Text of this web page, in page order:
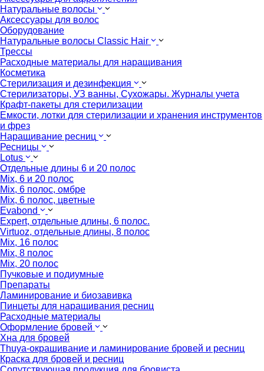
Натуральные волосы
Аксессуары для волос
Оборудование
Натуральные волосы Classic Hair
Трессы
Расходные материалы для наращивания
Косметика
Стерилизация и дезинфекция
Стерилизаторы, УЗ ванны, Сухожары. Журналы учета
Крафт-пакеты для стерилизации
Емкости, лотки для стерилизации и хранения инструментов
и фрез
Наращивание ресниц
Ресницы
Lotus
Отдельные длины 6 и 20 полос
Mix, 6 и 20 полос
Mix, 6 полос, омбре
Mix, 6 полос, цветные
Evabond
Expert, отдельные длины, 6 полос.
Virtuoz, отдельные длины, 8 полос
Mix, 16 полос
Mix, 8 полос
Mix, 20 полос
Пучковые и подиумные
Препараты
Ламинирование и биозавивка
Пинцеты для наращивания ресниц
Расходные материалы
Оформление бровей
Хна для бровей
Thuya-окрашивание и ламинирование бровей и ресниц
Краска для бровей и ресниц